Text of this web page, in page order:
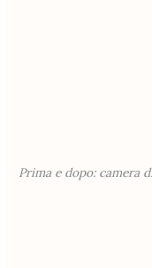
Prima e dopo: camera